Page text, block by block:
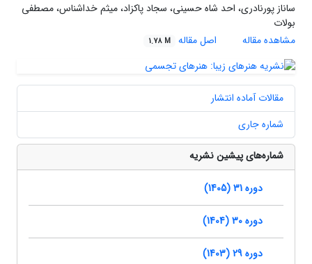
ساناز پورنادری، احد شاه حسینی، سجاد پاکزاد، میثم خداشناس، مصطفی
بولات
مشاهده مقاله
اصل مقاله 1.78 M
مقالات آماده انتشار
شماره جاری
شماره‌های پیشین نشریه
دوره 31 (1405)
دوره 30 (1404)
دوره 29 (1403)